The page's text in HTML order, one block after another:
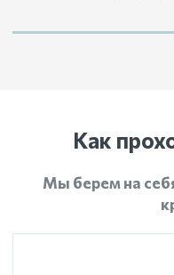
Как
Мы берем на